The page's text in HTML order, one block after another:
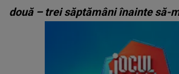
două – trei săptămâni înainte să-